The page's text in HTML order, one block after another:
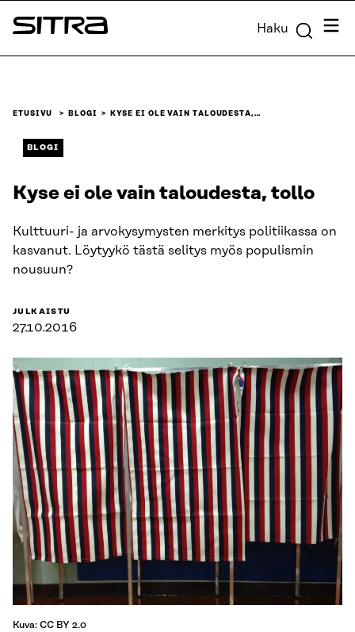
Siirry
suoraan
Sitra Haku
ETUSIVU BLOGI KYSE EI OLE VAIN TALOUDESTA,…
BLOGI
Kyse ei ole vain taloudesta, tollo
Kulttuuri- ja arvokysymysten merkitys politiikassa on
kasvanut. Löytyykö tästä selitys myös populismin
nousuun?
JULKAISTU
27.10.2016
Kuva: CC BY 2.0